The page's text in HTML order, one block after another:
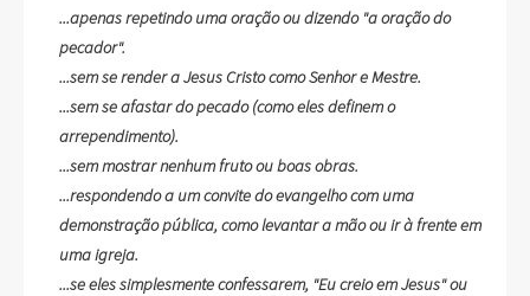
...apenas repetindo uma oração ou dizendo "a oração do
pecador".
...sem se render a Jesus Cristo como Senhor e Mestre.
...sem se afastar do pecado (como eles definem o
arrependimento).
...sem mostrar nenhum fruto ou boas obras.
...respondendo a um convite do evangelho com uma
demonstração pública, como levantar a mão ou ir à frente em
uma igreja.
...se eles simplesmente confessarem, "Eu creio em Jesus" ou